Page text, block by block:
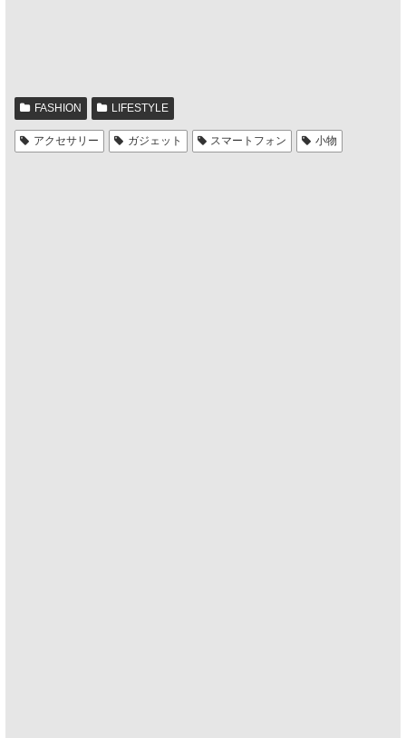
FASHION LIFESTYLE
アクセサリー ガジェット スマートフォン 小物